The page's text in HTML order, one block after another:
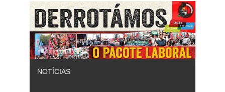
NOTÍCIAS